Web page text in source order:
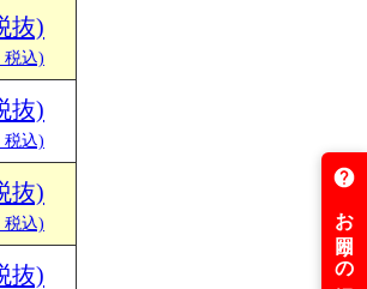
抜)
税込)
抜)
税込)
抜)
税込)
抜)